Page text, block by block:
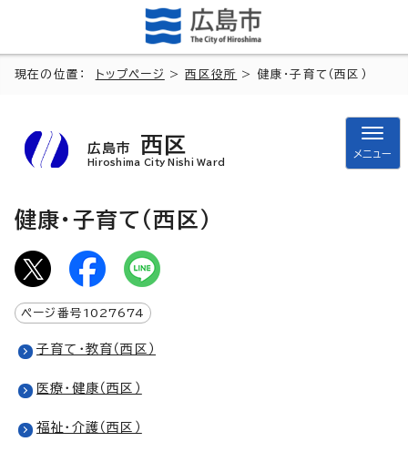
現在の位置： トップページ >西区役所 > 健康・子育て（西区）
広島市 西区
Hiroshima City Nishi Ward
メニュー
健康・子育て（西区）
ページ番号 1027674
子育て・教育（西区）
医療・健康（西区）
福祉・介護（西区）